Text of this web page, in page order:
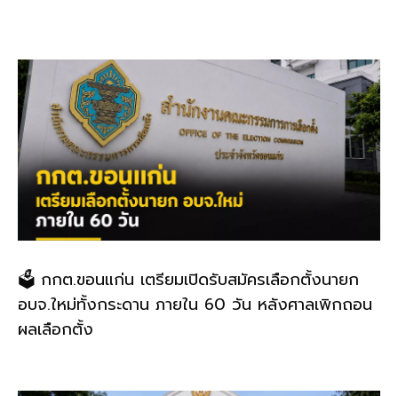
k
🗳️ กกต.ขอนแก่น เตรียมเปิดรับสมัครเลือกตั้งนายก
อบจ.ใหม่ทั้งกระดาน ภายใน 60 วัน หลังศาลเพิกถอน
ผลเลือกตั้ง